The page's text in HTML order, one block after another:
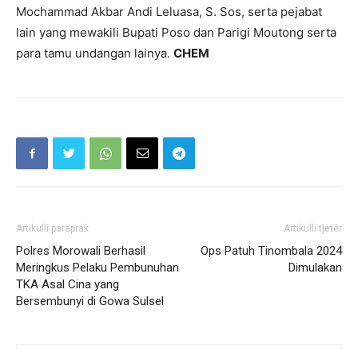
Mochammad Akbar Andi Leluasa, S. Sos, serta pejabat
lain yang mewakili Bupati Poso dan Parigi Moutong serta
para tamu undangan lainya. CHEM
Artikulli paraprak
Polres Morowali Berhasil
Meringkus Pelaku Pembunuhan
TKA Asal Cina yang
Bersembunyi di Gowa Sulsel
Artikulli tjetër
Ops Patuh Tinombala 2024
Dimulakan